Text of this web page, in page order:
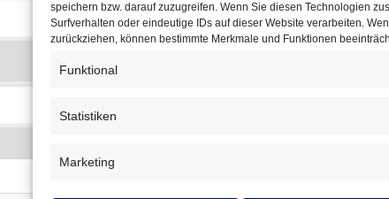
speichern bzw. darauf zuzugreifen. Wenn Sie diesen Technologien
Surfverhalten oder eindeutige IDs auf dieser Website verarbeiten.
zurückziehen, können bestimmte Merkmale und Funktionen
Funktional
Statistiken
Marketing